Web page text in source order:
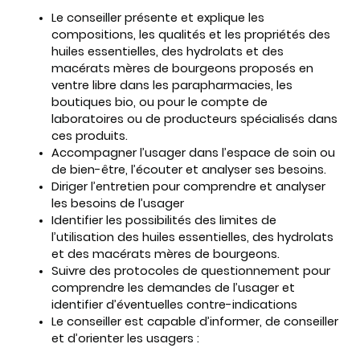
Le conseiller présente et explique les
compositions, les qualités et les propriétés des
huiles essentielles, des hydrolats et des
macérats mères de bourgeons proposés en
ventre libre dans les parapharmacies, les
boutiques bio, ou pour le compte de
laboratoires ou de producteurs spécialisés dans
ces produits.
Accompagner l’usager dans l’espace de soin ou
de bien-être, l’écouter et analyser ses besoins.
Diriger l’entretien pour comprendre et analyser
les besoins de l’usager
Identifier les possibilités des limites de
l’utilisation des huiles essentielles, des hydrolats
et des macérats mères de bourgeons.
Suivre des protocoles de questionnement pour
comprendre les demandes de l’usager et
identifier d’éventuelles contre-indications
Le conseiller est capable d’informer, de conseiller
et d’orienter les usagers :